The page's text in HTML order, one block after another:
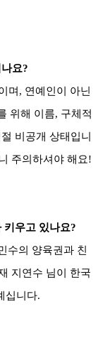
요?
며, 연예인이 아닌
위해 이름, 구체적
비공개 상태입니
주의하셔야 해요!
키우고 있나요?
수의 양육권과 친
지연수 님이 한국
십니다.